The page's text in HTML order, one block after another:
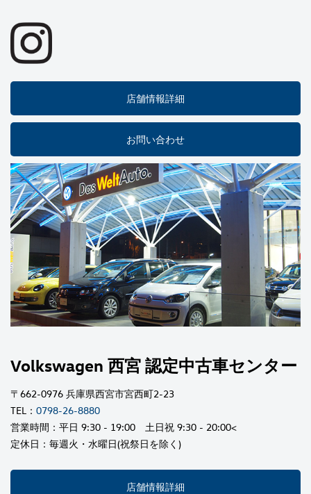
店舗情報詳細
お問い合わせ
Volkswagen 西宮 認定中古車センター
〒662-0976 兵庫県西宮市宮西町2-23
TEL： 0798-26-8880
営業時間：平日 9:30 - 19:00 土日祝 9:30 - 20:00<
定休日：毎週火・水曜日(祝祭日を除く)
店舗情報詳細